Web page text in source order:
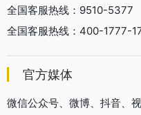
全国客服热线：9510-5377
全国客服热线：400-1777-
官方媒体
微信公众号、微博、抖音、